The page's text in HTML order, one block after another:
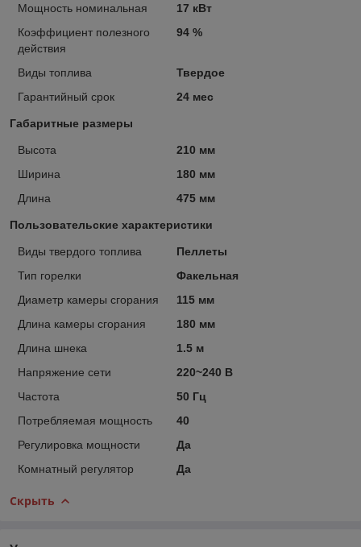
Мощность номинальная
17 кВт
Коэффициент полезного
действия
94 %
Виды топлива
Твердое
Гарантийный срок
24 мес
Габаритные размеры
Высота
210 мм
Ширина
180 мм
Длина
475 мм
Пользовательские характеристики
Виды твердого топлива
Пеллеты
Тип горелки
Факельная
Диаметр камеры сгорания
115 мм
Длина камеры сгорания
180 мм
Длина шнека
1.5 м
Напряжение сети
220~240 В
Частота
50 Гц
Потребляемая мощность
40
Регулировка мощности
Да
Комнатный регулятор
Да
Скрыть